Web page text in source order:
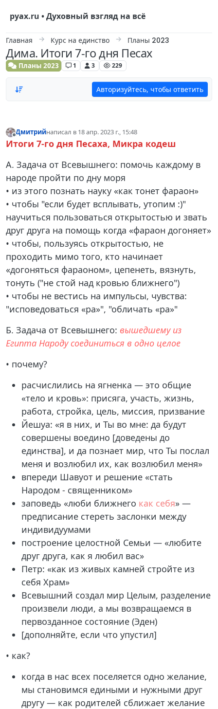
руах.ru • Духовный взгляд на всё
Главная Курс на единство Планы 2023
Дима. Итоги 7-го дня Песах
Планы 2023 1 3 229
Авторизуйтесь, чтобы ответить
Не в сети
Дмитрийнаписал в 18 апр. 2023 г., 15:48
отредактировано
Итоги 7-го дня Песаха, Микра кодеш
А. Задача от Всевышнего: помочь каждому в
народе пройти по дну моря
• из этого познать науку «как тонет фараон»
• чтобы "если будет всплывать, утопим :)"
научиться пользоваться открытостью и звать
друг друга на помощь когда «фараон догоняет»
• чтобы, пользуясь открытостью, не
проходить мимо того, кто начинает
«догоняться фараоном», цепенеть, вязнуть,
тонуть ("не стой над кровью ближнего")
• чтобы не вестись на импульсы, чувства:
"исповедоваться «ра»", "обличать «ра»"
Б. Задача от Всевышнего: вышедшему из
Египта Народу соединиться в одно целое
• почему?
расчислились на ягненка — это общие
«тело и кровь»: присяга, участь, жизнь,
работа, стройка, цель, миссия, призвание
Йешуа: «я в них, и Ты во мне: да будут
совершены воедино [доведены до
единства], и да познает мир, что Ты послал
меня и возлюбил их, как возлюбил меня»
впереди Шавуот и решение «стать
Народом - священником»
заповедь «люби ближнего как себя» —
предписание стереть заслонки между
индивидуумами
построение целостной Семьи — «любите
друг друга, как я любил вас»
Петр: «как из живых камней стройте из
себя Храм»
Всевышний создал мир Целым, разделение
произвели люди, а мы возвращаемся в
первозданное состояние (Эден)
[дополняйте, если что упустил]
• как?
когда в нас всех поселяется одно желание,
мы становимся едиными и нужными друг
другу — как родителей сближает желание